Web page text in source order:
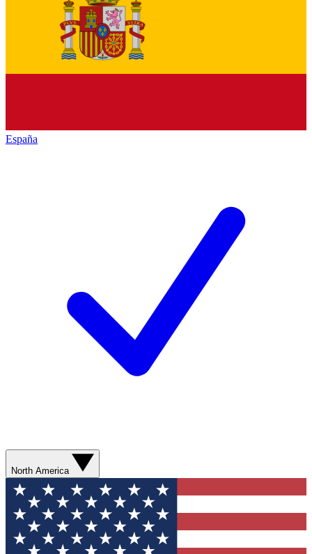
España
North America